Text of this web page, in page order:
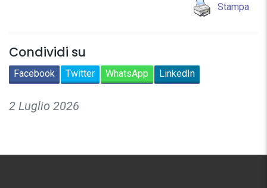
Stampa
Condividi su
Facebook Twitter WhatsApp LinkedIn
2 Luglio 2026